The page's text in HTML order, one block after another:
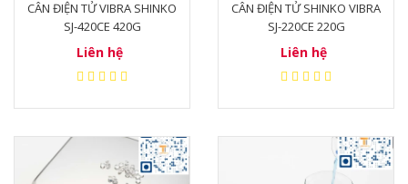
CÂN ĐIỆN TỬ VIBRA SHINKO
SJ-420CE 420G
Liên hệ
CÂN ĐIỆN TỬ SHINKO VIBRA
SJ-220CE 220G
Liên hệ